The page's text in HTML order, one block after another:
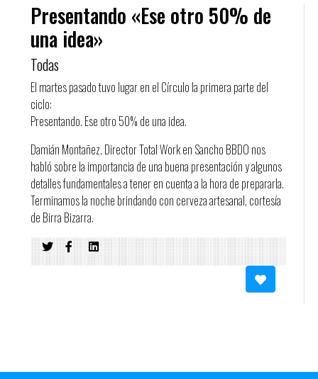
Presentando «Ese otro 50% de
una idea»
Todas
El martes pasado tuvo lugar en el Círculo la primera parte del
ciclo:
Presentando. Ese otro 50% de una idea.
Damián Montañez, Director Total Work en Sancho BBDO nos
habló sobre la importancia de una buena presentación y algunos
detalles fundamentales a tener en cuenta a la hora de prepararla.
Terminamos la noche brindando con cerveza artesanal, cortesía
de Birra Bizarra.